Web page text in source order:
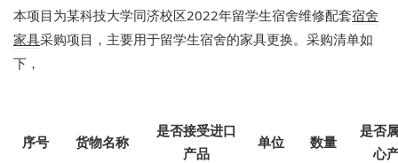
本项目为某科技大学同济校区2022年留学生宿舍维修配套宿舍
家具采购项目，主要用于留学生宿舍的家具更换。采购清单如
下，
序号 货物名称
是否接受进口
产品
单位 数量
是否
心